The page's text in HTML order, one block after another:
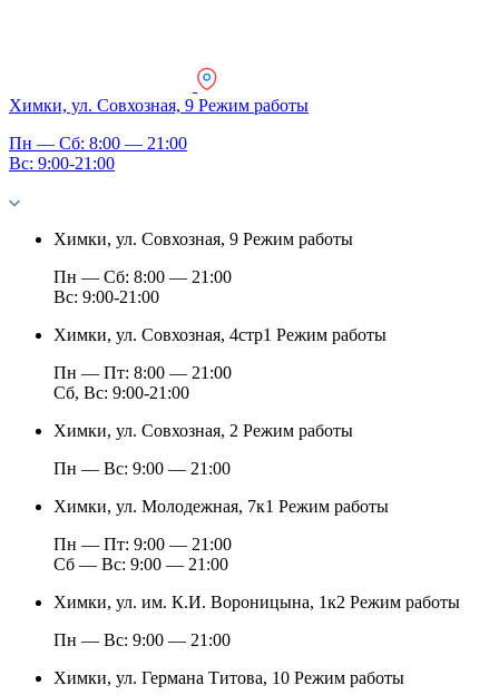
Химки, ул. Совхозная, 9 Режим работы
Пн — Сб: 8:00 — 21:00
Вс: 9:00-21:00
Химки, ул. Совхозная, 9 Режим работы
Пн — Сб: 8:00 — 21:00
Вс: 9:00-21:00
Химки, ул. Совхозная, 4стр1 Режим работы
Пн — Пт: 8:00 — 21:00
Сб, Вс: 9:00-21:00
Химки, ул. Совхозная, 2 Режим работы
Пн — Вс: 9:00 — 21:00
Химки, ул. Молодежная, 7к1 Режим работы
Пн — Пт: 9:00 — 21:00
Cб — Вс: 9:00 — 21:00
Химки, ул. им. К.И. Вороницына, 1к2 Режим работы
Пн — Вс: 9:00 — 21:00
Химки, ул. Германа Титова, 10 Режим работы